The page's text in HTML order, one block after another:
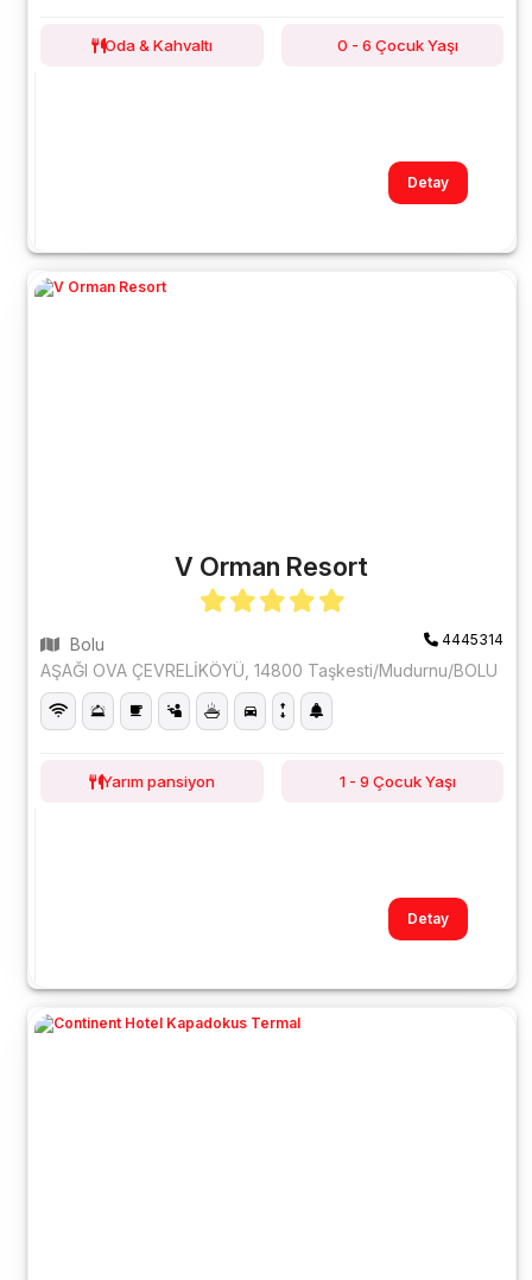
Oda & Kahvaltı 0 - 6 Çocuk Yaşı
Detay
V Orman Resort
Bolu 4445314
AŞAĞI OVA ÇEVRELİKÖYÜ, 14800 Taşkesti/Mudurnu/BOLU
Yarım pansiyon 1 - 9 Çocuk Yaşı
Detay